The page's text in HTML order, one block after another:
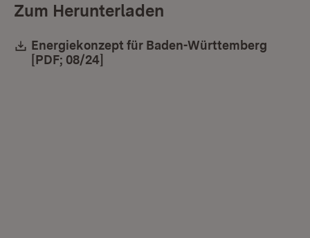
Zum Herunterladen
Download:
Energiekonzept für Baden-Württemberg
[PDF; 08/24]